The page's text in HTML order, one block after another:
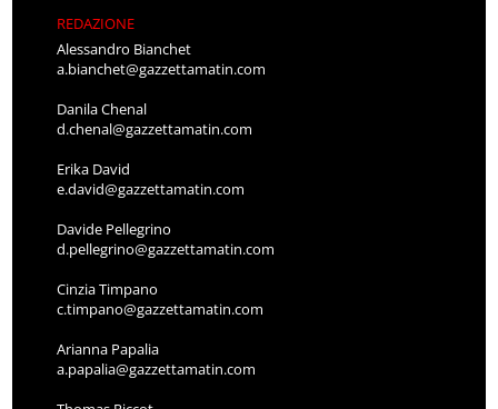
REDAZIONE
Alessandro Bianchet
a.bianchet@gazzettamatin.com
Danila Chenal
d.chenal@gazzettamatin.com
Erika David
e.david@gazzettamatin.com
Davide Pellegrino
d.pellegrino@gazzettamatin.com
Cinzia Timpano
c.timpano@gazzettamatin.com
Arianna Papalia
a.papalia@gazzettamatin.com